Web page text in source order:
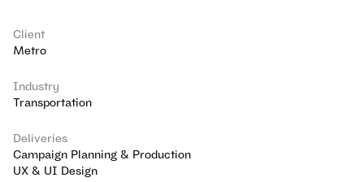
Client
Metro
Industry
Transportation
Deliveries
Campaign Planning & Production
UX & UI Design